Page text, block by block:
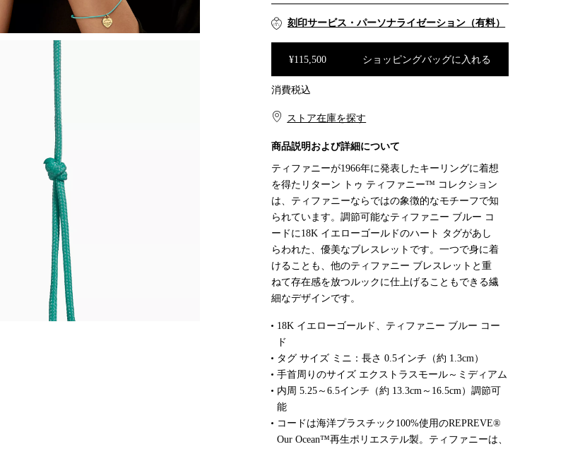
刻印サービス・パーソナライゼーション（有料）
¥115,500 ショッピングバッグに入れる
消費税込
ストア在庫を探す​​
商品説明および詳細について
ティファニーが1966年に発表したキーリングに着想
を得たリターン トゥ ティファニー™ コレクション
は、ティファニーならではの象徴的なモチーフで知
られています。調節可能なティファニー ブルー コ
ードに18K イエローゴールドのハート タグがあし
らわれた、優美なブレスレットです。一つで身に着
けることも、他のティファニー ブレスレットと重
ねて存在感を放つルックに仕上げることもできる繊
細なデザインです。
18K イエローゴールド、ティファニー ブルー コー
ド
タグ サイズ ミニ：長さ 0.5インチ（約 1.3cm）
手首周りのサイズ エクストラスモール～ミディアム
内周 5.25～6.5インチ（約 13.3cm～16.5cm）調節可
能
コードは海洋プラスチック100%使用のREPREVE®
Our Ocean™再生ポリエステル製。ティファニーは、